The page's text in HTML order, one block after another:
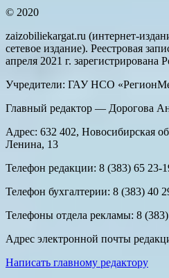
© 2020
zaizobiliekargat.ru (интернет-
сетевое издание). Реестровая
апреля 2021 г. зарегистрирована
Учредители: ГАУ НСО
Главный редактор — Дорогова
Адрес: 632 402, Новосибирская
Ленина, 13
Телефон редакции: 8 (383) 65 23-
Телефон бухгалтерии: 8 (383) 40
Телефоны отдела рекламы: 8
Адрес электронной почты
Написать главному редактору